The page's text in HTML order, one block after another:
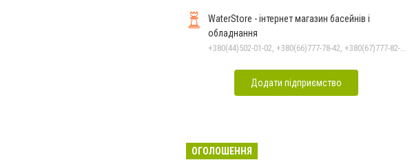
WaterStore - інтернет магазин басейнів і
обладнання
Додати підприємство
ОГОЛОШЕННЯ